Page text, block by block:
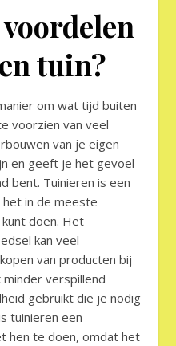
tuin?
om wat tijd buiten
voorzien van veel
van je eigen
en geeft je het gevoel
bent. Tuinieren is een
in de meeste
doen. Het
kan veel
van producten bij
verspillend
gebruikt die je nodig
tuinieren een
hen te doen, omdat het